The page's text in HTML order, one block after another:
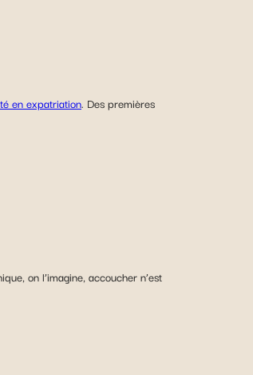
en expatriation. Des premières
on l’imagine, accoucher n’est